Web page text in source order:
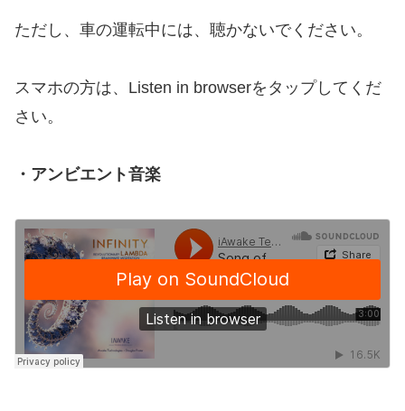
ただし、車の運転中には、聴かないでください。
スマホの方は、Listen in browserをタップしてくだ
さい。
・アンビエント音楽